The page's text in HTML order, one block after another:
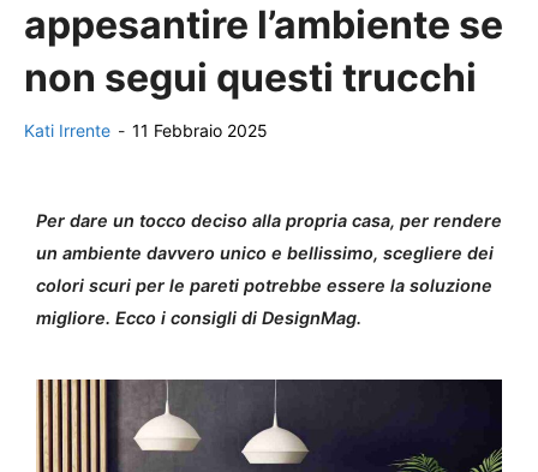
appesantire l’ambiente se
non segui questi trucchi
Kati Irrente - 11 Febbraio 2025
Per dare un tocco deciso alla propria casa, per rendere
un ambiente davvero unico e bellissimo, scegliere dei
colori scuri per le pareti potrebbe essere la soluzione
migliore. Ecco i consigli di DesignMag.